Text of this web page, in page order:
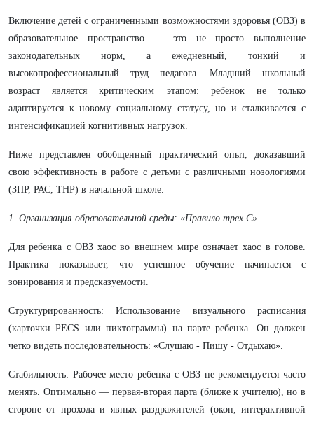
​Включение детей с ограниченными возможностями здоровья (ОВЗ) в
образовательное пространство — это не просто выполнение
законодательных норм, а ежедневный, тонкий и
высокопрофессиональный труд педагога. Младший школьный
возраст является критическим этапом: ребенок не только
адаптируется к новому социальному статусу, но и сталкивается с
интенсификацией когнитивных нагрузок.
​Ниже представлен обобщенный практический опыт, доказавший
свою эффективность в работе с детьми с различными нозологиями
(ЗПР, РАС, ТНР) в начальной школе.
1. Организация образовательной среды: «Правило трех С»
​Для ребенка с ОВЗ хаос во внешнем мире означает хаос в голове.
Практика показывает, что успешное обучение начинается с
зонирования и предсказуемости.
​Структурированность: Использование визуального расписания
(карточки PECS или пиктограммы) на парте ребенка. Он должен
четко видеть последовательность: «Слушаю - Пишу - Отдыхаю».
​Стабильность: Рабочее место ребенка с ОВЗ не рекомендуется часто
менять. Оптимально — первая-вторая парта (ближе к учителю), но в
стороне от прохода и явных раздражителей (окон, интерактивной